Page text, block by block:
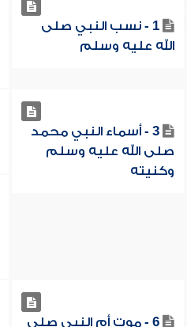
1 - نسب النبي صلى
الله عليه وسلم
3 - أسماء النبي محمد
صلى الله عليه وسلم
وكنيته
6 - موت أم النبي صلى